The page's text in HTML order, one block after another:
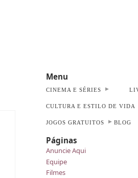
Menu
CINEMA E SÉRIES
CULTURA E ESTILO DE VIDA
JOGOS GRATUITOS BLOG
Páginas
Anuncie Aqui
Equipe
Filmes